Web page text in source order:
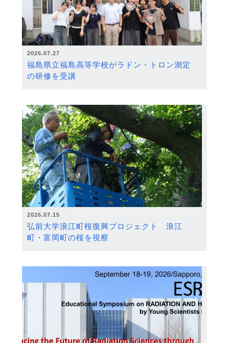
2026.07.27
福島県立福島高等学校がラドン・トロン測定
の研修を受講
2026.07.15
弘前大学浪江町桜復興プロジェクト 浪江
町・富岡町の桜を視察